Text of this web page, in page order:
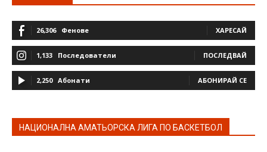
26,306 Фенове ХАРЕСАЙ
1,133 Последователи ПОСЛЕДВАЙ
2,250 Абонати АБОНИРАЙ СЕ
НАЦИОНАЛНА АМАТЬОРСКА ЛИГА ПО БАСКЕТБОЛ